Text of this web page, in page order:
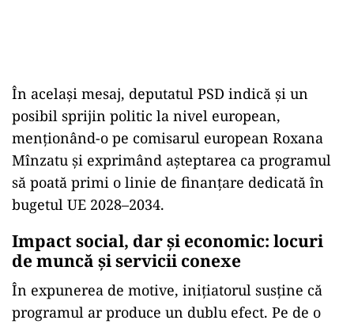
În același mesaj, deputatul PSD indică și un
posibil sprijin politic la nivel european,
menționând-o pe comisarul european Roxana
Mînzatu și exprimând așteptarea ca programul
să poată primi o linie de finanțare dedicată în
bugetul UE 2028–2034.
Impact social, dar și economic: locuri
de muncă și servicii conexe
În expunerea de motive, inițiatorul susține că
programul ar produce un dublu efect. Pe de o